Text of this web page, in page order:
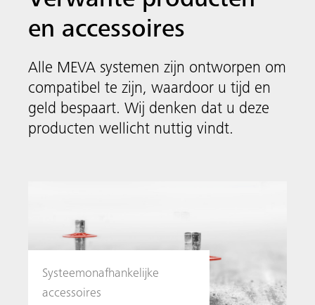
en accessoires
Alle MEVA systemen zijn ontworpen om
compatibel te zijn, waardoor u tijd en
geld bespaart. Wij denken dat u deze
producten wellicht nuttig vindt.
Systeemonafhankelijke
accessoires